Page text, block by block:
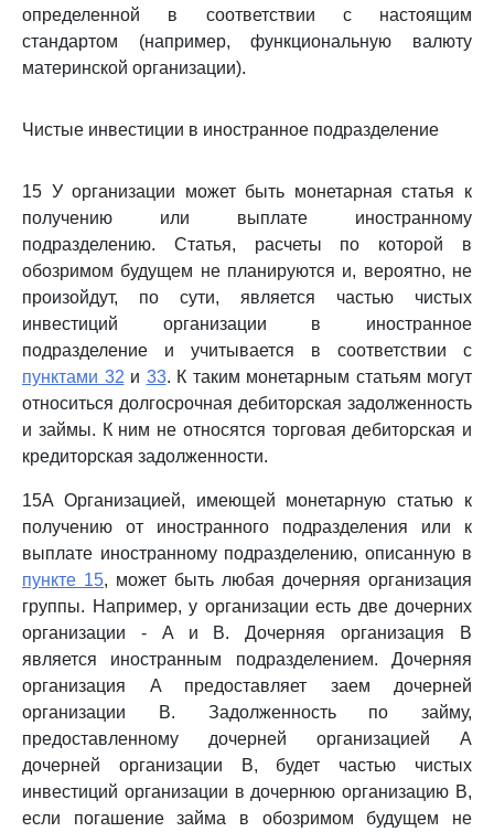
определенной в соответствии с настоящим
стандартом (например, функциональную валюту
материнской организации).
Чистые инвестиции в иностранное подразделение
15 У организации может быть монетарная статья к
получению или выплате иностранному
подразделению. Статья, расчеты по которой в
обозримом будущем не планируются и, вероятно, не
произойдут, по сути, является частью чистых
инвестиций организации в иностранное
подразделение и учитывается в соответствии с
пунктами 32 и 33. К таким монетарным статьям могут
относиться долгосрочная дебиторская задолженность
и займы. К ним не относятся торговая дебиторская и
кредиторская задолженности.
15A Организацией, имеющей монетарную статью к
получению от иностранного подразделения или к
выплате иностранному подразделению, описанную в
пункте 15, может быть любая дочерняя организация
группы. Например, у организации есть две дочерних
организации - A и B. Дочерняя организация B
является иностранным подразделением. Дочерняя
организация A предоставляет заем дочерней
организации B. Задолженность по займу,
предоставленному дочерней организацией A
дочерней организации B, будет частью чистых
инвестиций организации в дочернюю организацию B,
если погашение займа в обозримом будущем не